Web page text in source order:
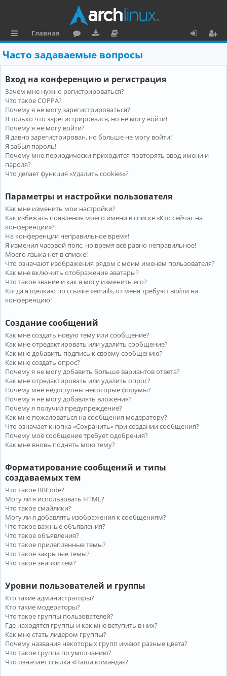
ы
л
к
и
Главная
ру
м
ру
зк
и
ку
м
е
н
та
ц
и
я
о
и
Часто задаваемые вопросы
Вход на конференцию и регистрация
Зачем мне нужно регистрироваться?
Что такое COPPA?
Почему я не могу зарегистрироваться?
Я только что зарегистрировался, но не могу войти!
Почему я не могу войти?
Я давно зарегистрирован, но больше не могу войти!
Я забыл пароль!
Почему мне периодически приходится повторять ввод имени и
пароля?
Что делает функция «Удалить cookies»?
Параметры и настройки пользователя
Как мне изменить мои настройки?
Как избежать появления моего имени в списке «Кто сейчас на
конференции»?
На конференции неправильное время!
Я изменил часовой пояс, но время всё равно неправильное!
Моего языка нет в списке!
Что означают изображения рядом с моим именем пользователя?
Как мне включить отображение аватары?
Что такое звание и как я могу изменить его?
Когда я щёлкаю по ссылке «email», от меня требуют войти на
конференцию!
Создание сообщений
Как мне создать новую тему или сообщение?
Как мне отредактировать или удалить сообщение?
Как мне добавить подпись к своему сообщению?
Как мне создать опрос?
Почему я не могу добавить больше вариантов ответа?
Как мне отредактировать или удалить опрос?
Почему мне недоступны некоторые форумы?
Почему я не могу добавлять вложения?
Почему я получил предупреждение?
Как мне пожаловаться на сообщения модератору?
Что означает кнопка «Сохранить» при создании сообщения?
Почему моё сообщение требует одобрения?
Как мне вновь поднять мою тему?
Форматирование сообщений и типы
создаваемых тем
Что такое BBCode?
Могу ли я использовать HTML?
Что такое смайлики?
Могу ли я добавлять изображения к сообщениям?
Что такое важные объявления?
Что такое объявления?
Что такое прилепленные темы?
Что такое закрытые темы?
Что такое значки тем?
Уровни пользователей и группы
Кто такие администраторы?
Кто такие модераторы?
Что такое группы пользователей?
Где находятся группы и как мне вступить в них?
Как мне стать лидером группы?
Почему названия некоторых групп имеют разные цвета?
Что такое группа по умолчанию?
Что означает ссылка «Наша команда»?